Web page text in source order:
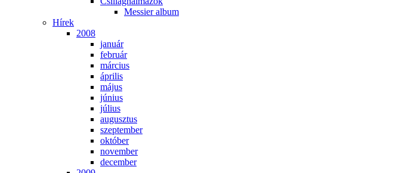
Mes­si­er al­bum
Hí­rek
2008
ja­nu­ár
feb­ru­ár
már­ci­us
áp­ri­lis
má­jus
jú­ni­us
jú­li­us
au­gusz­tus
szep­tem­ber
ok­tó­ber
no­vem­ber
de­cem­ber